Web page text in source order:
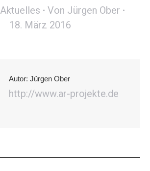
Aktuelles Von Jürgen Ober
18. März 2016
Autor: Jürgen Ober
http://www.ar-projekte.de